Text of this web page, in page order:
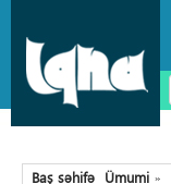
Baş səhifə »
Ümumi